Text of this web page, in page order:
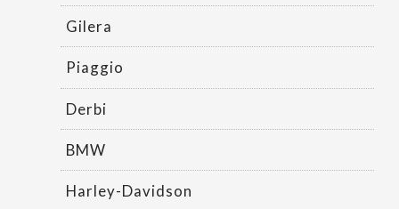
Gilera
Piaggio
Derbi
BMW
Harley-Davidson